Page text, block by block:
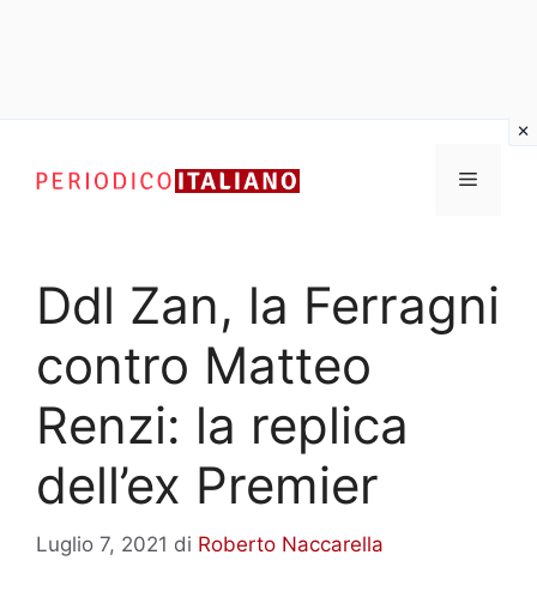
contenuto
Menu
Ddl Zan, la Ferragni
contro Matteo
Renzi: la replica
dell’ex Premier
Luglio 7, 2021 di Roberto Naccarella